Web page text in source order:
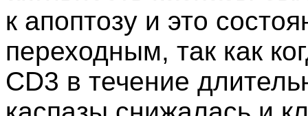
к апоптозу и это
переходным, так как
CD3 в течение